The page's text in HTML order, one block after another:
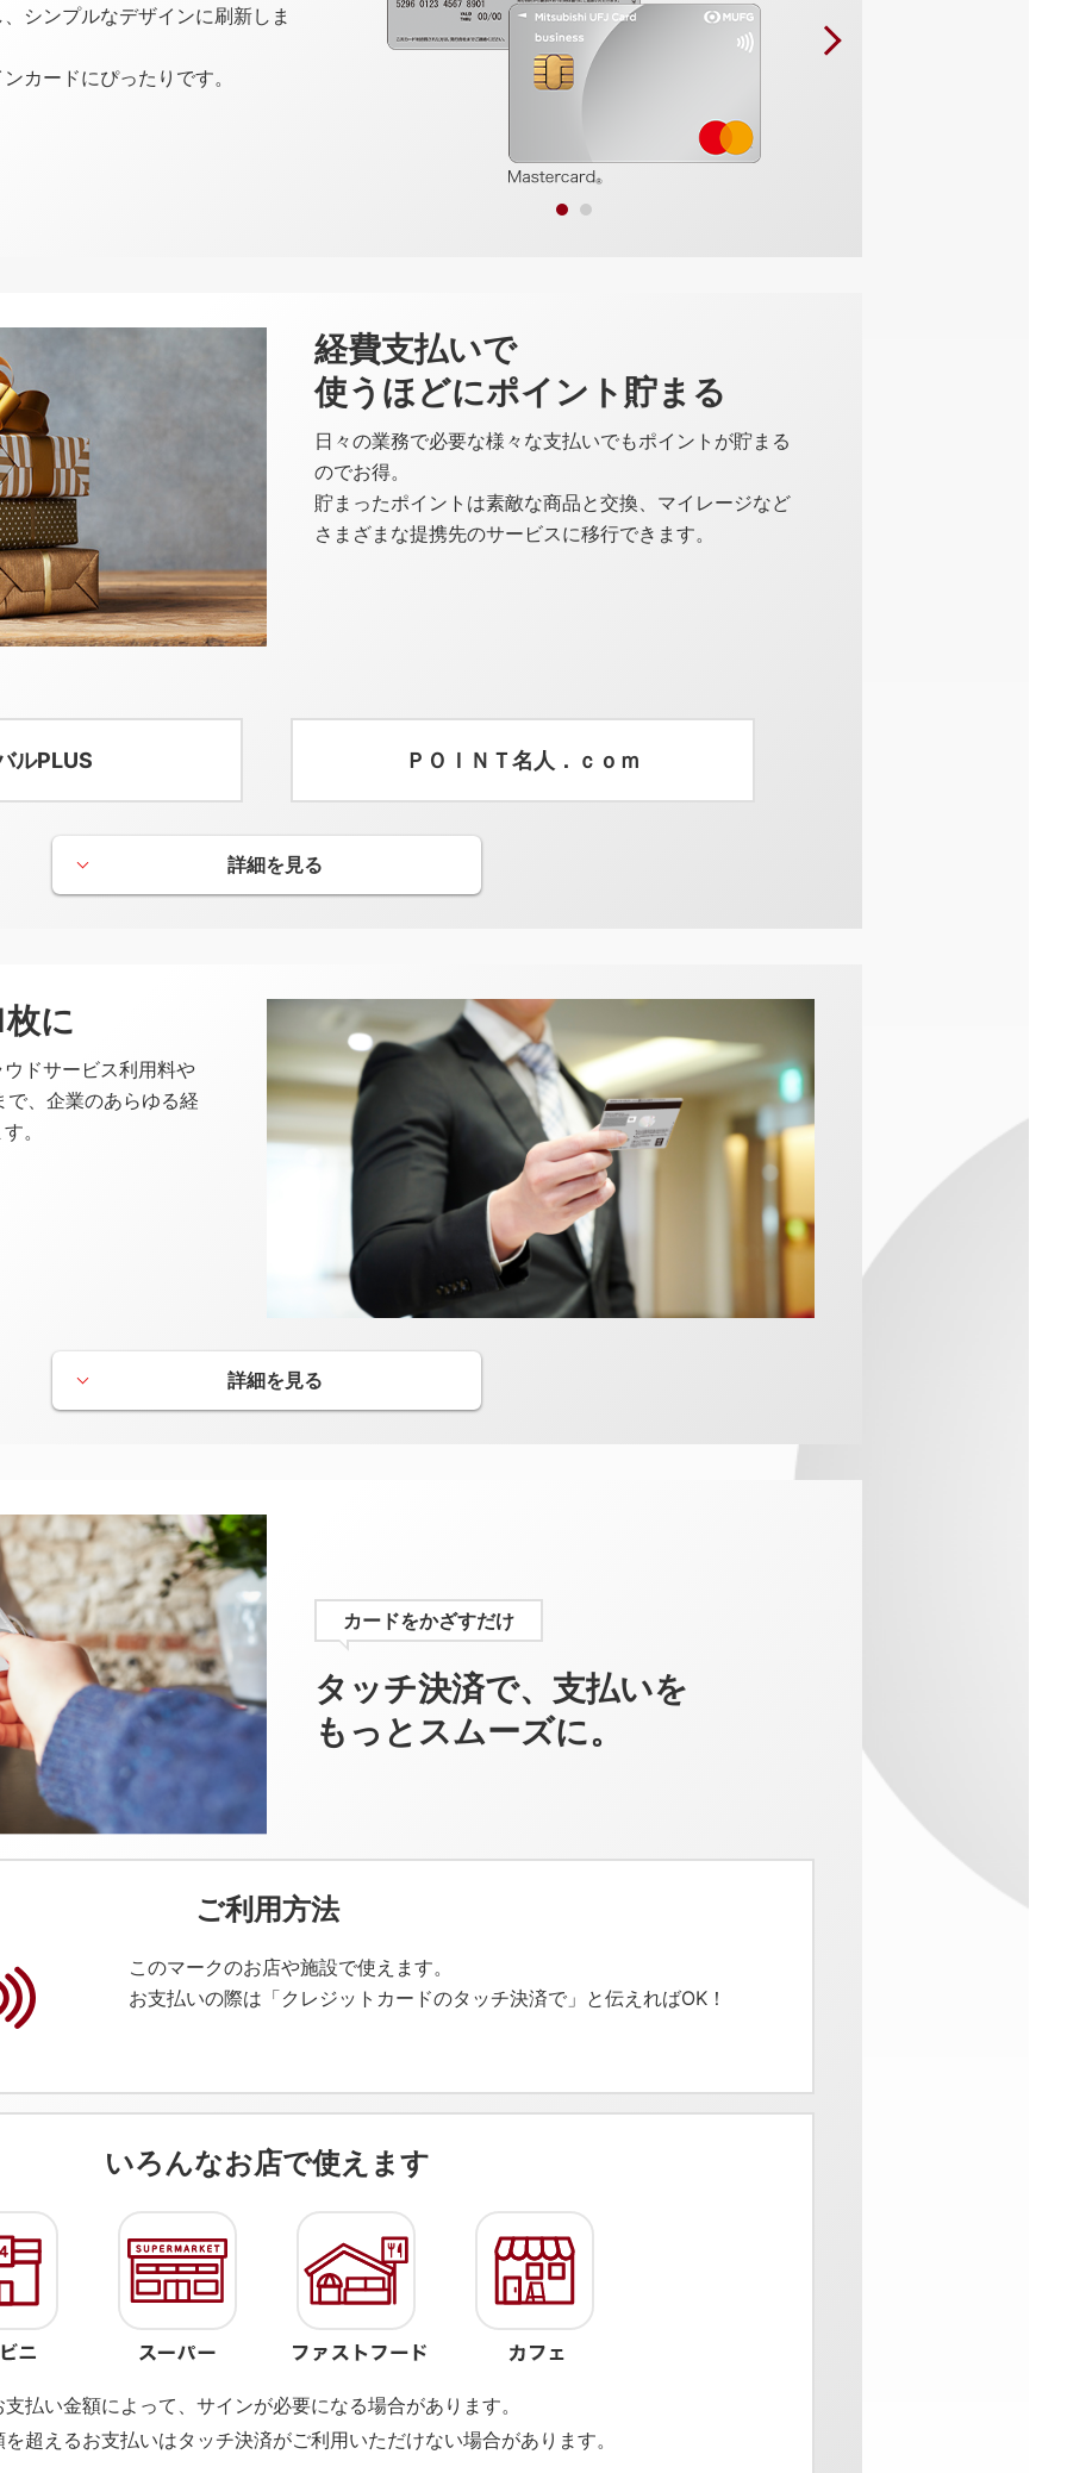
シンプルなデザインに刷新しま
カードにぴったりです。
経費支払いで
使うほどにポイント貯まる
日々の業務で必要な様々な支払いでもポイントが貯まる
のでお得。
貯まったポイントは素敵な商品と交換、マイレージなど
さまざまな提携先のサービスに移行できます。
ルPLUS ＰＯＩＮＴ名人．ｃｏｍ
グローバルPLUS
月間のご利用が10万円以上の方は、
基本ポイントの20％分 を加算いたします。
原則毎月16日～翌月15日を対象期間とし、翌々月ご請求分にポイント付与いたします。
ＰＯＩＮＴ名人．ｃｏｍ
ＰＯＩＮＴ名人．ｃｏｍなら、いつものネットショッ
ピングでカードのポイントを賢く、お得にためられま
詳細を見る
に
ドサービス利用料や
、企業のあらゆる経
。
詳細を見る
カードをかざすだけ
タッチ決済で、支払いを
もっとスムーズに。
ご利用方法
このマークのお店や施設で使えます。
お支払いの際は「クレジットカードのタッチ決済で」と伝えればOK！
いろんなお店で使えます
払い金額によって、サインが必要になる場合があります。
超えるお支払いはタッチ決済がご利用いただけない場合があります。